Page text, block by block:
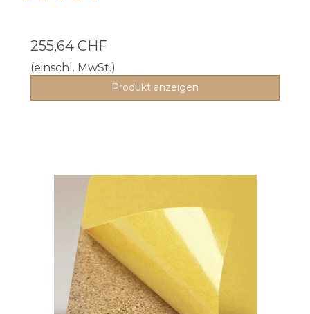
255,64 CHF
(einschl. MwSt.)
Produkt anzeigen